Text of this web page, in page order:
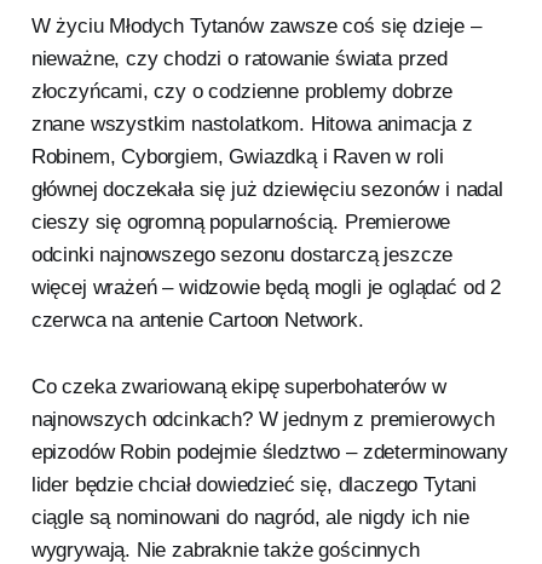
W życiu Młodych Tytanów zawsze coś się dzieje –
nieważne, czy chodzi o ratowanie świata przed
złoczyńcami, czy o codzienne problemy dobrze
znane wszystkim nastolatkom. Hitowa animacja z
Robinem, Cyborgiem, Gwiazdką i Raven w roli
głównej doczekała się już dziewięciu sezonów i nadal
cieszy się ogromną popularnością. Premierowe
odcinki najnowszego sezonu dostarczą jeszcze
więcej wrażeń – widzowie będą mogli je oglądać od 2
czerwca na antenie Cartoon Network.
Co czeka zwariowaną ekipę superbohaterów w
najnowszych odcinkach? W jednym z premierowych
epizodów Robin podejmie śledztwo – zdeterminowany
lider będzie chciał dowiedzieć się, dlaczego Tytani
ciągle są nominowani do nagród, ale nigdy ich nie
wygrywają. Nie zabraknie także gościnnych